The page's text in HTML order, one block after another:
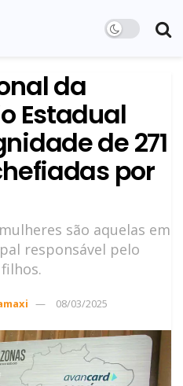
da
Estadual
de 271
por
são aquelas em
responsável pelo
08/03/2025